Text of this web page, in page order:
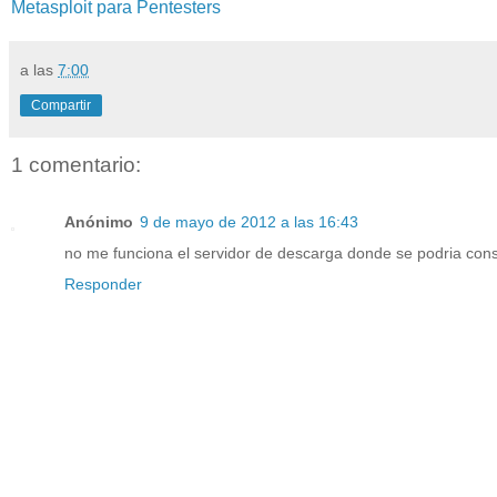
Metasploit para Pentesters
a las 7:00
Compartir
1 comentario:
Anónimo 9 de mayo de 2012 a las 16:43
no me funciona el servidor de descarga donde se podria
Responder